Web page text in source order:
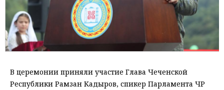
В церемонии приняли участие Глава Чеченской
Республики Рамзан Кадыров, спикер Парламента ЧР